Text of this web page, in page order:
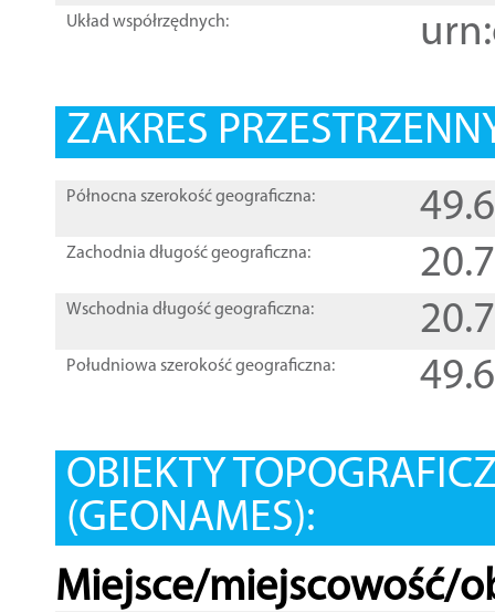
Układ współrzędnych:
ZAKRES
Północna szerokość geograficzna:
Zachodnia długość geograficzna:
Wschodnia długość geograficzna:
Południowa szerokość geograficzna:
OBIEKTY
(GEONAMES):
Miejsce/miejscowość/